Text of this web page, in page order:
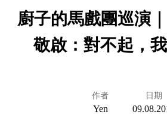
廚子的馬戲團巡演
敬啟：對不起，
作者
Yen
日期